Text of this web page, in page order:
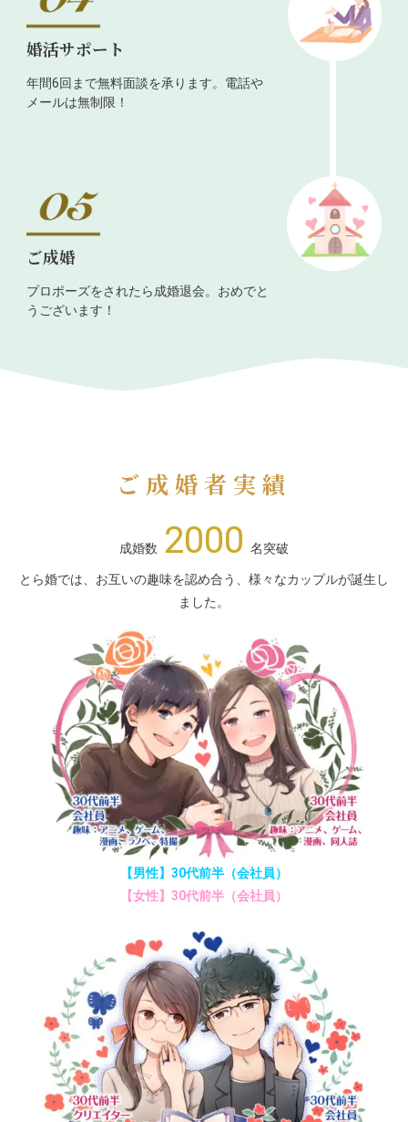
婚活サポート
年間6回まで無料面談を承ります。電話や
メールは無制限！
ご成婚
プロポーズをされたら成婚退会。おめでと
うございます！
ご成婚者実績
成婚数 2000 名突破
とら婚では、お互いの趣味を認め合う、様々なカップルが誕生し
ました。
【男性】30代前半（会社員）
【女性】30代前半（会社員）